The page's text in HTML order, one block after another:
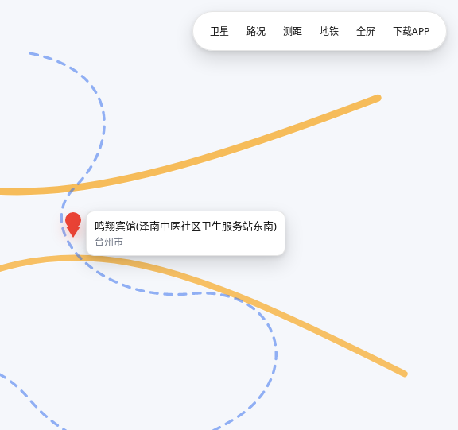
鸣翔宾馆(泽南中医社区卫生服务站东南)
台州市
卫星 路况 测距 地铁 全屏 下载APP